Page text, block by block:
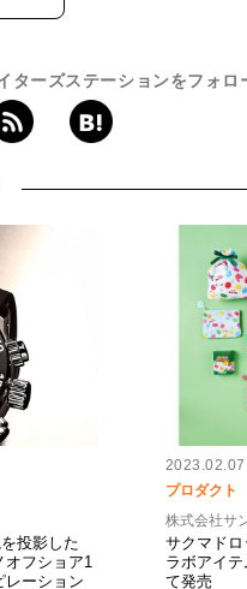
ターズステーションをフォロ
投影した
オフショア1
レーション
2023.02.07
プロダクト
株式会社サ
サクマド
ラボアイ
て発売